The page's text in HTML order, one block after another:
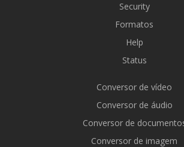
Security
Formatos
Help
Status
Conversor de vídeo
Conversor de áudio
Conversor de
Conversor de imagem